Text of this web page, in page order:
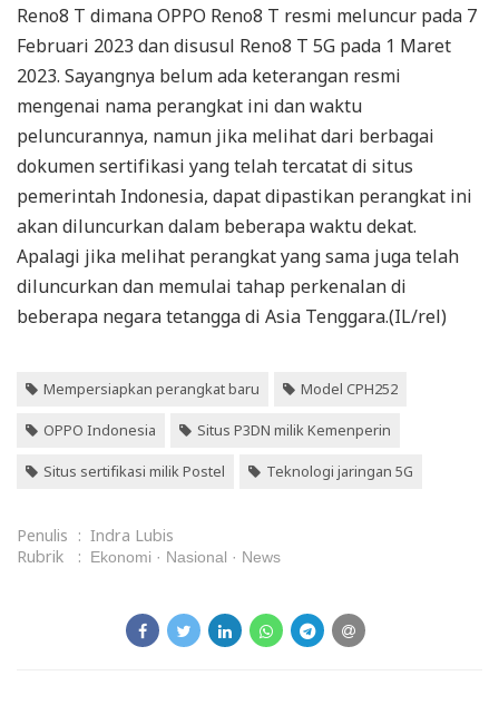
Reno8 T dimana OPPO Reno8 T resmi meluncur pada 7
Februari 2023 dan disusul Reno8 T 5G pada 1 Maret
2023. Sayangnya belum ada keterangan resmi
mengenai nama perangkat ini dan waktu
peluncurannya, namun jika melihat dari berbagai
dokumen sertifikasi yang telah tercatat di situs
pemerintah Indonesia, dapat dipastikan perangkat ini
akan diluncurkan dalam beberapa waktu dekat.
Apalagi jika melihat perangkat yang sama juga telah
diluncurkan dan memulai tahap perkenalan di
beberapa negara tetangga di Asia Tenggara.(IL/rel)
Mempersiapkan perangkat baru Model CPH252
OPPO Indonesia Situs P3DN milik Kemenperin
Situs sertifikasi milik Postel Teknologi jaringan 5G
Penulis : Indra Lubis
Rubrik
: Ekonomi Nasional News